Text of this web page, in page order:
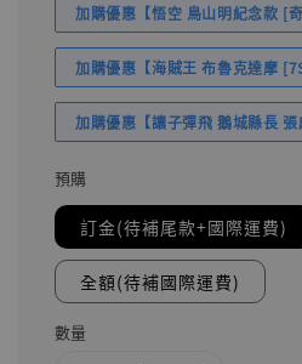
加購優惠【悟空 鳥山明紀念款 [奇
加購優惠【海賊王 布魯克達摩
加購優惠【讓子彈飛 鵝城縣長 張
預購
訂金(待補尾款+國際運費)
全額(待補國際運費)
數量